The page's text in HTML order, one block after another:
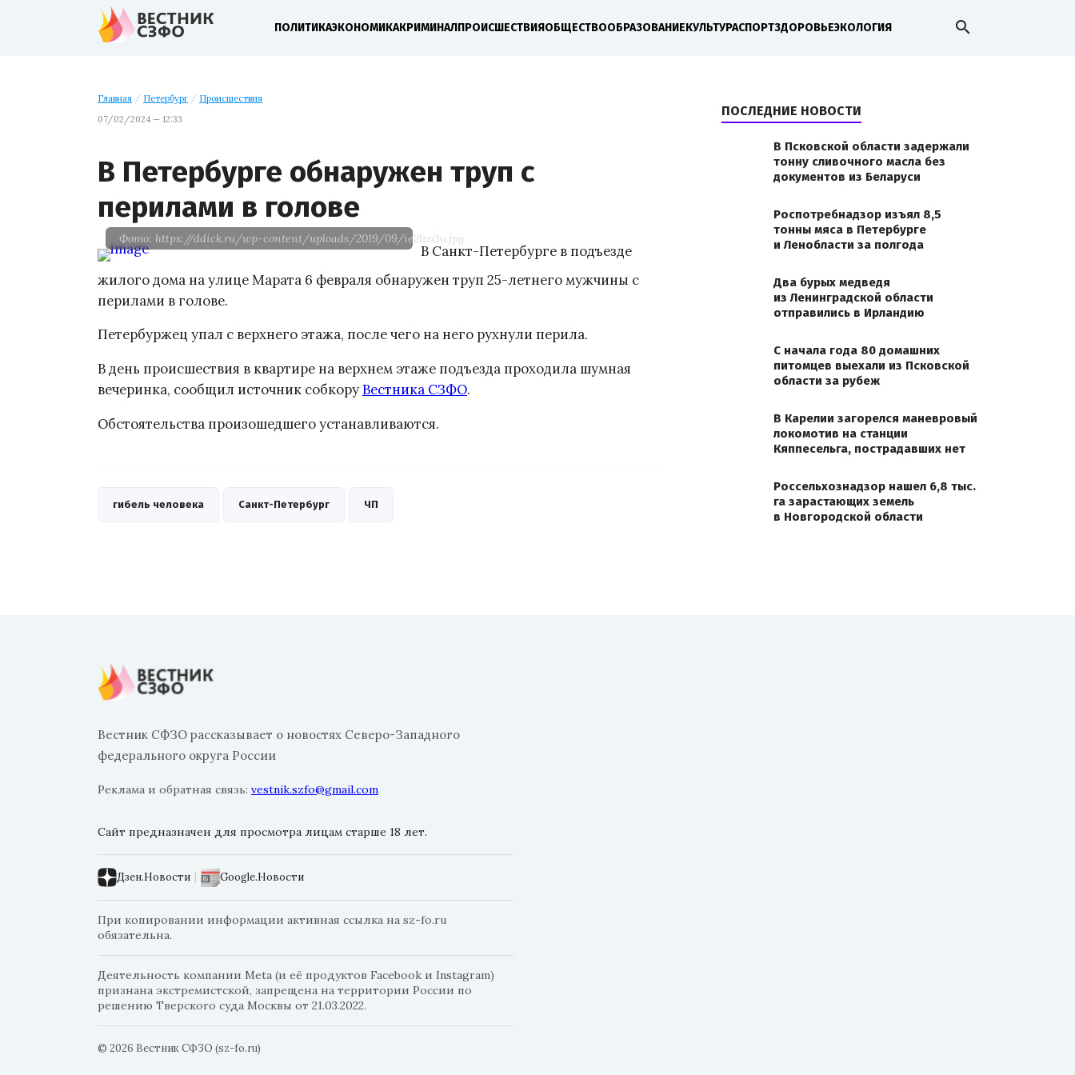
ПОЛИТИКАЭКОНОМИКАКРИМИНАЛПРОИСШЕСТВИЯОБЩЕСТВООБРАЗОВАНИЕКУЛЬТУРАСПОРТЗДОРОВЬЕЭКОЛОГИЯ search
Главная / Петербург / Происшествия
07/02/2024 — 12:33
В Петербурге обнаружен труп с
перилами в голове
Фото: https://ddick.ru/wp-content/uploads/2019/09/ie2lvo3u.jpg
В Санкт-Петербурге в подъезде
жилого дома на улице Марата 6 февраля обнаружен труп 25-летнего мужчины с
перилами в голове.
Петербуржец упал с верхнего этажа, после чего на него рухнули перила.
В день происшествия в квартире на верхнем этаже подъезда проходила шумная
вечеринка, сообщил источник собкоруВестника СЗФО.
Обстоятельства произошедшего устанавливаются.
гибель человека Санкт-Петербург ЧП
ПОСЛЕДНИЕ НОВОСТИ
В Псковской области задержали
тонну сливочного масла без
документов из Беларуси
Роспотребнадзор изъял 8,5
тонны мяса в Петербурге
и Ленобласти за полгода
Два бурых медведя
из Ленинградской области
отправились в Ирландию
С начала года 80 домашних
питомцев выехали из Псковской
области за рубеж
В Карелии загорелся маневровый
локомотив на станции
Кяппесельга, пострадавших нет
Россельхознадзор нашел 6,8 тыс.
га зарастающих земель
в Новгородской области
Вестник СФЗО рассказывает о новостях Северо-Западного
федерального округа России
Реклама и обратная связь: vestnik.szfo@gmail.com
Сайт предназначен для просмотра лицам старше 18 лет.
Дзен.Новости | Google.Новости
При копировании информации активная ссылка на sz-fo.ru
обязательна.
Деятельность компании Meta (и её продуктов Facebook и Instagram)
признана экстремистской, запрещена на территории России по
решению Тверского суда Москвы от 21.03.2022.
© 2026 Вестник СФЗО (sz-fo.ru)